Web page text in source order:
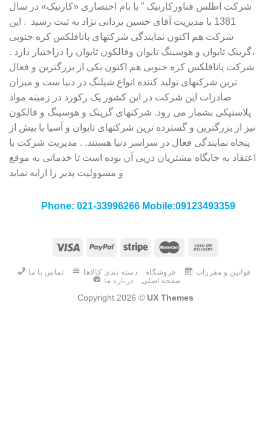
شرکت اطلس فناورکارنیک ” با نام اختصاری «کارنیک» در سال
1381 با مدیریت آقای حسین یزدانی نژاد به ثبت رسید . این
شرکت هم اکنون نمایندگی شرکتهای پانافلکس کره جنوبی
،گریتک تایوان و هوسینگ تایوان وفالکون تایوان را دراختیار دارد .
شرکت پانافلکس کره جنوبی هم اکنون یکی از بزرگترین و فعال
تربن شرکتهای تولید کننده انواع شیلنگ در دنیا ست و میزان
صادرات این شرکت در این کشور یک رکورد در زمینه مواد
پلاستیکی بشمار می رود. شرکتهای گریتک و هوسینگ و فالکون
نیز از بزرگترین و گسترده ترین شرکتهای تایوان و آسیا با بیش از
پنجاه نمایندگی فعال در سراسر دنیا هستند. . مدیریت شرکت با
اعتقاد به جایگاه مشتریان درپی آن بوده است تا خدماتی به موقع
و مسوولیت پذیر را ارایه نماید
Phone: 021-33996266 Mobile:09123493359
تماس با ما دسته بندی کالاها فروشگاه
قوانین و مقررات
درباره ما
صفحه اصلی
Copyright 2026 © UX Themes